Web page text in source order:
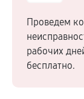
Проведем
рабочих
бесплатно.